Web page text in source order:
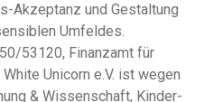
Akzeptanz und Gestaltung
Umfeldes.
53120, Finanzamt für
White Unicorn e.V. ist wegen
& Wissenschaft, Kinder-